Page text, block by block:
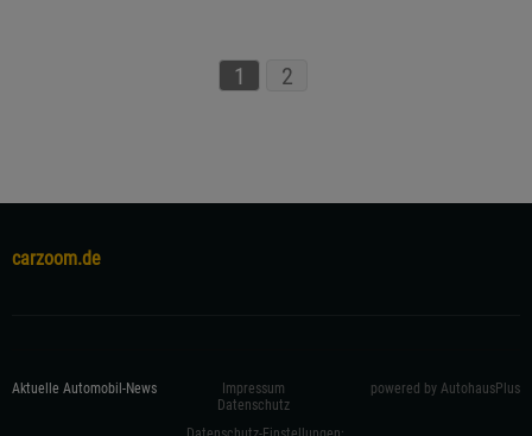
1 2
carzoom.de
Aktuelle Automobil-News
Impressum
Datenschutz
powered by AutohausPlus